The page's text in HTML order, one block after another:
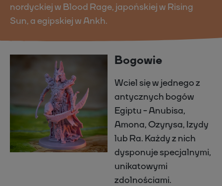
nordyckiej w Blood Rage, japońskiej w Rising
Sun, a egipskiej w Ankh.
Bogowie
Wciel się w jednego z
antycznych bogów
Egiptu - Anubisa,
Amona, Ozyrysa, Izydy
lub Ra. Każdy z nich
dysponuje specjalnymi,
unikatowymi
zdolnościami.